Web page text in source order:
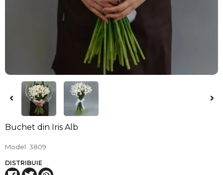
Buchet din Iris Alb
Model 3809
DISTRIBUIE